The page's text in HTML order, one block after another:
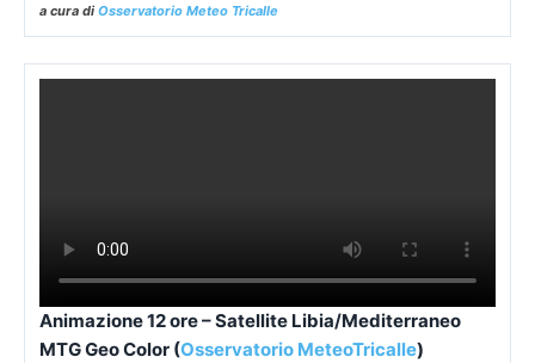
a cura di Osservatorio Meteo Tricalle
Animazione 12 ore – Satellite Libia/Mediterraneo
MTG Geo Color (Osservatorio MeteoTricalle)